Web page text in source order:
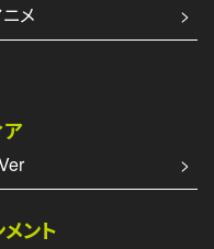
メ
ント